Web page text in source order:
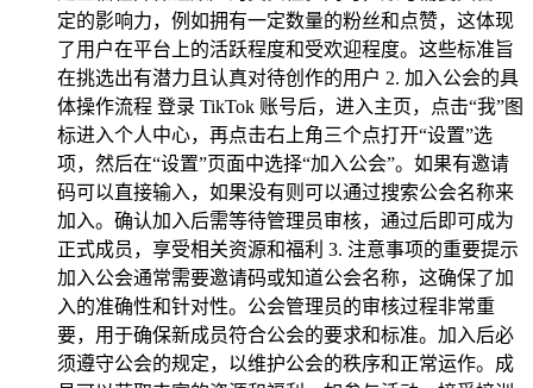
定的影响力，例如拥有一定数量的粉丝和点赞，这体现
了用户在平台上的活跃程度和受欢迎程度。这些标准旨
在挑选出有潜力且认真对待创作的用户 2. 加入公会的具
体操作流程 登录 TikTok 账号后，进入主页，点击“我”图
标进入个人中心，再点击右上角三个点打开“设置”选
项，然后在“设置”页面中选择“加入公会”。如果有邀请
码可以直接输入，如果没有则可以通过搜索公会名称来
加入。确认加入后需等待管理员审核，通过后即可成为
正式成员，享受相关资源和福利 3. 注意事项的重要提示
加入公会通常需要邀请码或知道公会名称，这确保了加
入的准确性和针对性。公会管理员的审核过程非常重
要，用于确保新成员符合公会的要求和标准。加入后必
须遵守公会的规定，以维护公会的秩序和正常运作。成